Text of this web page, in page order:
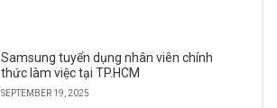
Samsung tuyển dụng nhân viên chính
thức làm việc tại TP.HCM
SEPTEMBER 19, 2025